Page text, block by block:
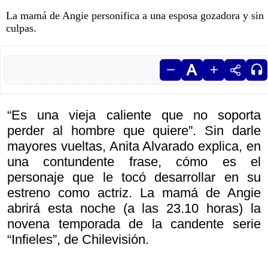
La mamá de Angie personifica a una esposa gozadora y sin
culpas.
“Es una vieja caliente que no soporta
perder al hombre que quiere”. Sin darle
mayores vueltas, Anita Alvarado explica, en
una contundente frase, cómo es el
personaje que le tocó desarrollar en su
estreno como actriz. La mamá de Angie
abrirá esta noche (a las 23.10 horas) la
novena temporada de la candente serie
“Infieles”, de Chilevisión.